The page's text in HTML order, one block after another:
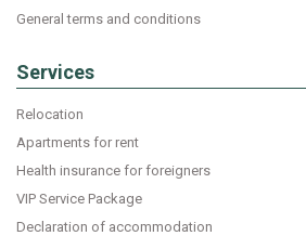
General terms and conditions
Services
Relocation
Apartments for rent
Health insurance for foreigners
VIP Service Package
Declaration of accommodation